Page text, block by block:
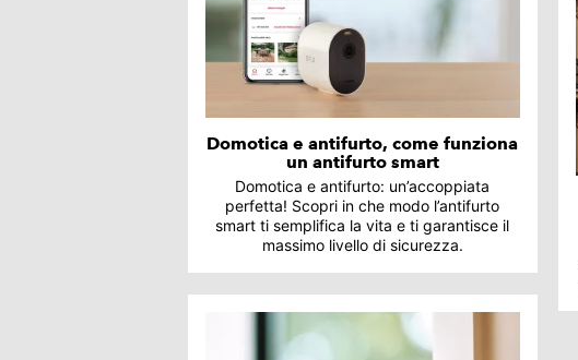
Domotica e antifurto, come funziona
un antifurto smart
Domotica e antifurto: un’accoppiata
perfetta! Scopri in che modo l’antifurto
smart ti semplifica la vita e ti garantisce il
massimo livello di sicurezza.